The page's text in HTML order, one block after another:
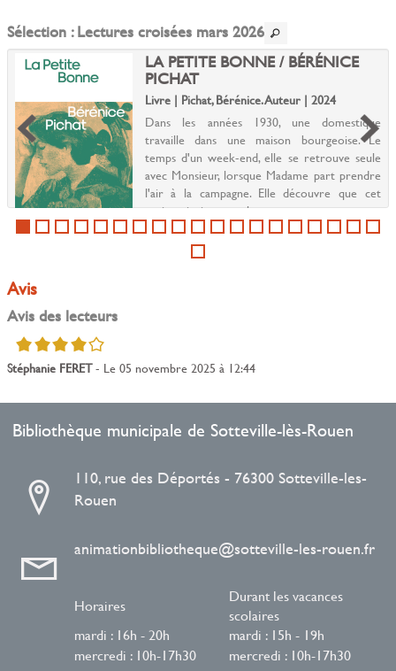
Sélection : Lectures croisées mars 2026
LA PETITE BONNE / BÉRÉNICE
PICHAT
Livre | Pichat, Bérénice. Auteur | 2024
Dans les années 1930, une domestique
travaille dans une maison bourgeoise. Le
temps d'un week-end, elle se retrouve seule
avec Monsieur, lorsque Madame part prendre
l'air à la campagne. Elle découvre que cet
ancien pianiste, gueul...
Avis
Avis des lecteurs
4/5
Stéphanie FERET- Le 05 novembre 2025 à 12:44
Bibliothèque municipale de Sotteville-lès-Rouen
110, rue des Déportés - 76300 Sotteville-les-
Rouen
animationbibliotheque@sotteville-les-rouen.fr
Horaires
Durant les vacances
scolaires
mardi : 16h - 20h
mardi : 15h - 19h
mercredi : 10h-17h30
mercredi : 10h-17h30